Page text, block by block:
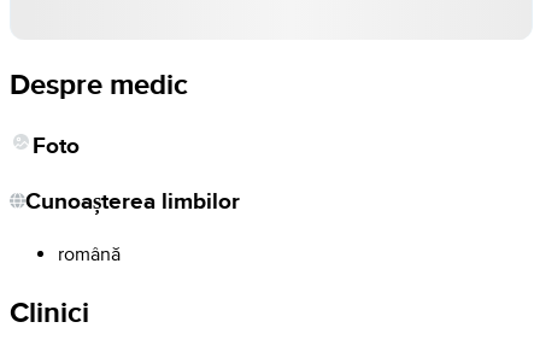
Despre medic
Foto
Cunoașterea limbilor
română
Clinici